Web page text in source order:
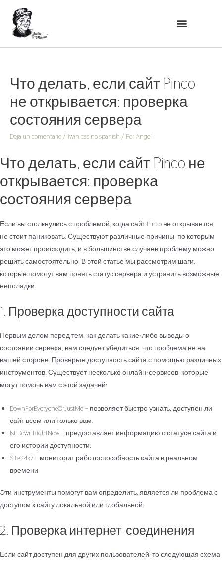
Что делать, если сайт Pinco
не открывается: проверка
состояния сервера
Deja un comentario /1win casino spanish / Por Angel
Что делать, если сайт Pinco не
открывается: проверка
состояния сервера
Если вы столкнулись с проблемой, когда сайт Pinco не открывается,
не стоит паниковать. Существуют различные причины, по которым
это может происходить, и в большинстве случаев проблему можно
решить самостоятельно. В этой статье мы рассмотрим шаги,
которые помогут вам понять статус сервера и устранить возможные
неполадки.
1. Проверка доступности сайта
Первым делом перед тем, как делать какие-либо выводы о
состоянии сервера, вам следует убедиться, что проблема не на
вашей стороне. Проверьте доступность сайта с помощью различных
инструментов. Существует несколько онлайн-сервисов, которые
могут помочь вам с этой задачей:
DownForEveryoneOrJustMe – позволяет быстро узнать, доступен ли
сайт всем или только вам.
IsItDownRightNow – предоставляет информацию о статусе сайта и
его истории доступности.
Site24x7 – мониторит работоспособность сайта в реальном
времени.
Эти инструменты помогут вам определить, является ли проблема с
доступом к сайту локальной или глобальной.
2. Проверка интернет-соединения
Если сайт доступен для других пользователей, то следующая схема